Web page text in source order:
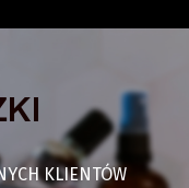
KLIENTÓW